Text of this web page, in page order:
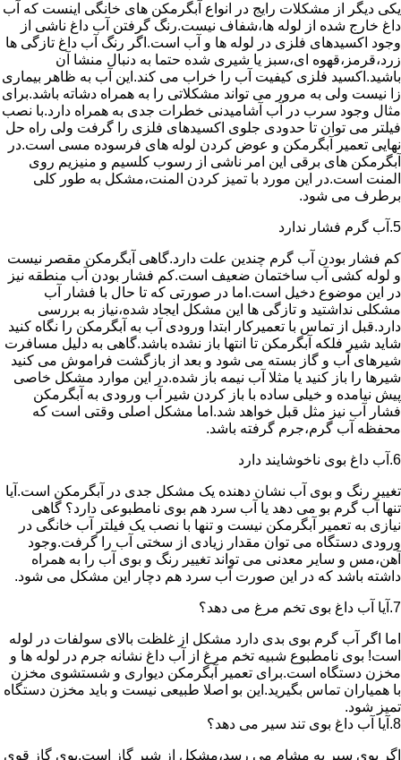
یکی دیگر از مشکلات رایج در انواع آبگرمکن های خانگی اینست که آب
داغ خارج شده از لوله ها،شفاف نیست.رنگ گرفتن آب داغ ناشی از
وجود اکسیدهای فلزی در لوله ها و آب است.اگر رنگ آب داغ تازگی ها
زرد،قرمز،قهوه ای،سبز یا شیری شده حتما به دنبال منشا آن
باشید.اکسید فلزی کیفیت آب را خراب می کند.این آب به ظاهر بیماری
زا نیست ولی به مرور می تواند مشکلاتی را به همراه دشاته باشد.برای
مثال وجود سرب در آب آشامیدنی خطرات جدی به همراه دارد.با نصب
فیلتر می توان تا حدودی جلوی اکسیدهای فلزی را گرفت ولی راه حل
نهایی تعمیر آبگرمکن و عوض کردن لوله های فرسوده مسی است.در
آبگرمکن های برقی این امر ناشی از رسوب کلسیم و منیزیم روی
المنت است.در این مورد با تمیز کردن المنت،مشکل به طور کلی
برطرف می شود.
5.آب گرم فشار ندارد
کم فشار بودن آب گرم چندین علت دارد.گاهی آبگرمکن مقصر نیست
و لوله کشی آب ساختمان ضعیف است.کم فشار بودن آب منطقه نیز
در این موضوع دخیل است.اما در صورتی که تا حال با فشار آب
مشکلی نداشتید و تازگی ها این مشکل ایجاد شده،نیاز به بررسی
دارد.قبل از تماس با تعمیرکار ابتدا ورودی آب به آبگرمکن را نگاه کنید
شاید شیر فلکه آبگرمکن تا انتها باز نشده باشد.گاهی به دلیل مسافرت
شیرهای آب و گاز بسته می شود و بعد از بازگشت فراموش می کنید
شیرها را باز کنید یا مثلا آب نیمه باز شده.در این موارد مشکل خاصی
پیش نیامده و خیلی ساده با باز کردن شیر آب ورودی به آبگرمکن
فشار آب نیز مثل قبل خواهد شد.اما مشکل اصلی وقتی است که
محفظه آب گرم،جرم گرفته باشد.
6.آب داغ بوی ناخوشایند دارد
تغییر رنگ و بوی آب نشان دهنده یک مشکل جدی در آبگرمکن است.آیا
تنها آب گرم بو می دهد یا آب سرد هم بوی نامطبوعی دارد؟ گاهی
نیازی به تعمیر آبگرمکن نیست و تنها با نصب یک فیلتر آب خانگی در
ورودی دستگاه می توان مقدار زیادی از سختی آب را گرفت.وجود
آهن،مس و سایر معدنی می تواند تغییر رنگ و بوی آب را به همراه
داشته باشد که در این صورت آب سرد هم دچار این مشکل می شود.
7.آیا آب داغ بوی تخم مرغ می دهد؟
اما اگر آب گرم بوی بدی دارد مشکل از غلظت بالای سولفات در لوله
است! بوی نامطبوع شبیه تخم مرغ از آب داغ نشانه جرم در لوله ها و
مخزن دستگاه است.برای تعمیر آبگرمکن دیواری و شستشوی مخزن
با همیاران تماس بگیرید.این بو اصلا طبیعی نیست و باید مخزن دستگاه
تمیز شود.
8.آیا آب داغ بوی تند سیر می دهد؟
اگر بوی سیر به مشام می رسد،مشکل از شیر گاز است.بوی گاز قوی